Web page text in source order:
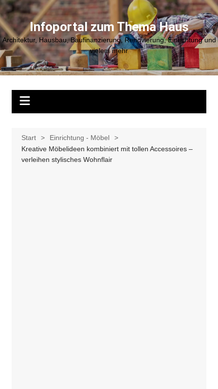
Zum
Inhalt
springenInfoportal zum Thema Haus
Architektur, Hausbau, Baufinanzierung, Renovierung, Einrichtung und
vielem mehr
Start
Einrichtung - Möbel
Kreative Möbelideen kombiniert mit tollen Accessoires –
verleihen stylisches Wohnflair